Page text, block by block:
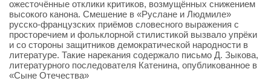
ожесточённые отклики критиков, возмущённых снижением
высокого канона. Смешение в «Руслане и Людмиле»
русско-французских приёмов словесного выражения с
просторечием и фольклорной стилистикой вызвало упрёки
и со стороны защитников демократической народности в
литературе. Такие нарекания содержало письмо Д. Зыкова,
литературного последователя Катенина, опубликованное в
«Сыне Отечества»